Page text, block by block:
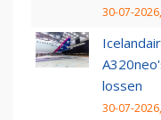
30-07-
lossen
30-07-